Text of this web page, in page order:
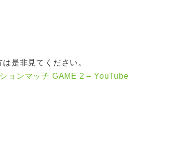
是非見てください。
ョンマッチ GAME 2 – YouTube